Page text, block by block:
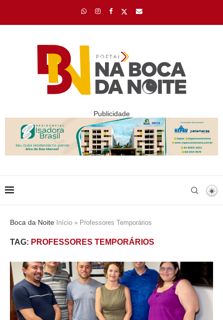
Publicidade
Boca da Noite Início » Professores Temporários
TAG: PROFESSORES TEMPORÁRIOS